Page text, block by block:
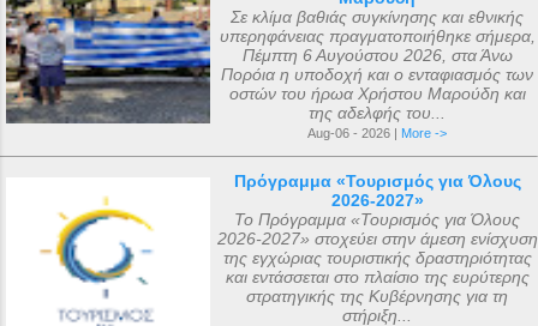
κηδεία της αείμνηστης Μαρίας Σπύρου και
με διάφορες άλλες εισφορές. Ο ακριβής
αριθμός των μελών της συνόδου, με βάση
τις διαθέσιμες πηγές, δεν μπορεί να
καθοριστεί ακριβώς ακόμα και σήμερα. Ο
αριθμός που επικράτησε από
μεταγενέστερες πηγές ιστορικών ήταν ο
αριθμός 318. Ο Ευσέβιος της Καισαρείας
τους αριθμεί 250, ο Αθανάσιος
Αλεξανδρείας 318, και ο Ευστάθιος Α...
Σε κλίμα βαθιάς συγκίνησης και εθνικής
υπερηφάνειας πραγματοποιήθηκε σήμερα,
Πέμπτη 6 Αυγούστου 2026, στα Άνω
Πορόια η υποδοχή και ο ενταφιασμός των
οστών του ήρωα Χρήστου Μαρούδη και
της αδελφής του...
Aug-06 - 2026 | More ->
Πρόγραμμα «Τουρισμός για Όλους
2026-2027»
Το Πρόγραμμα «Τουρισμός για Όλους
2026-2027» στοχεύει στην άμεση ενίσχυση
της εγχώριας τουριστικής δραστηριότητας
και εντάσσεται στο πλαίσιο της ευρύτερης
στρατηγικής της Κυβέρνησης για τη
στήριξη...